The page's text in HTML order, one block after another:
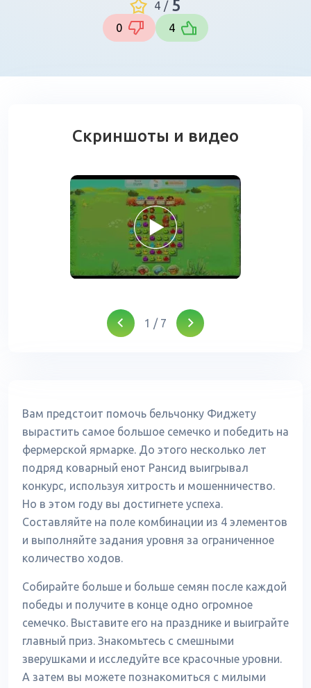
4 / 5
0 4
Скриншоты и видео
1 / 7
Вам предстоит помочь бельчонку Фиджету
вырастить самое большое семечко и победить на
фермерской ярмарке. До этого несколько лет
подряд коварный енот Рансид выигрывал
конкурс, используя хитрость и мошенничество.
Но в этом году вы достигнете успеха.
Составляйте на поле комбинации из 4 элементов
и выполняйте задания уровня за ограниченное
количество ходов.
Собирайте больше и больше семян после каждой
победы и получите в конце одно огромное
семечко. Выставите его на празднике и выиграйте
главный приз. Знакомьтесь с смешными
зверушками и исследуйте все красочные уровни.
А затем вы можете познакомиться с милыми